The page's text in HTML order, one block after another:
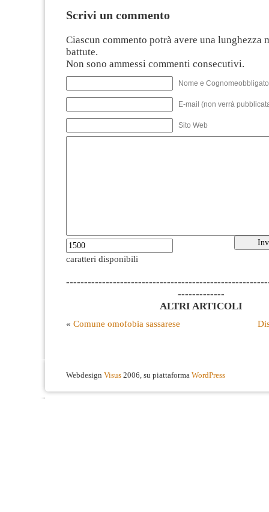
Scrivi un commento
Ciascun commento potrà avere una lunghezza
battute.
Non sono ammessi commenti consecutivi.
Nome e
E-mail (non verrà
Sito Web
caratteri disponibili
-------------
ALTRI ARTICOLI
« Comune omofobia sassarese
Webdesign Visus 2006, su piattaforma WordPress